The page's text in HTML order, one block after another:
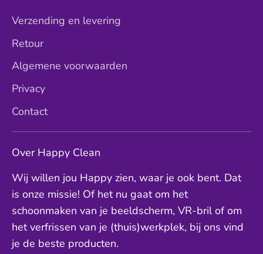
Verzending en levering
Retour
Algemene voorwaarden
Privacy
Contact
Over Happy Clean
Wij willen jou Happy zien, waar je ook bent. Dat
is onze missie! Of het nu gaat om het
schoonmaken van je beeldscherm, VR-bril of om
het verfrissen van je (thuis)werkplek, bij ons vind
je de beste producten.